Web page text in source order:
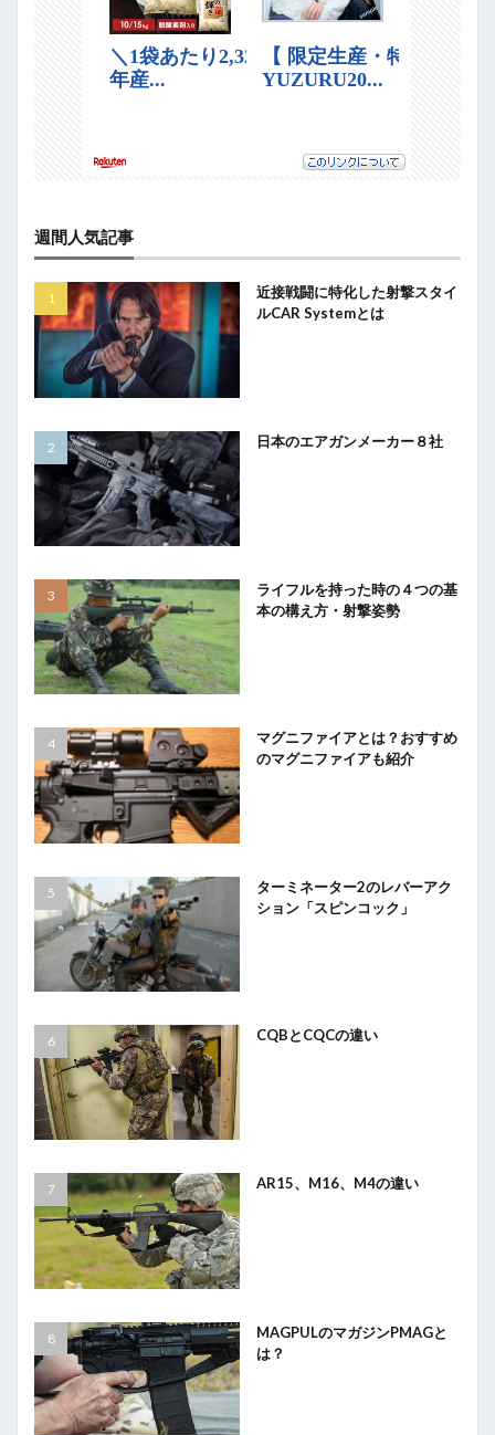
週間人気記事
近接戦闘に特化した射撃スタイ
ルCAR Systemとは
日本のエアガンメーカー８社
ライフルを持った時の４つの基
本の構え方・射撃姿勢
マグニファイアとは？おすすめ
のマグニファイアも紹介
ターミネーター2のレバーアク
ション「スピンコック」
CQBとCQCの違い
AR15、M16、M4の違い
MAGPULのマガジンPMAGと
は？